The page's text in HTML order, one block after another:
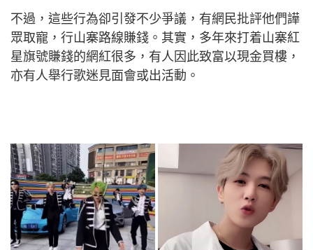
不過，這些行為卻引發不少爭議，有網民批評他們譁
眾取寵，行山寨路線賺錢。其實，多年來打着山寨紅
星旗號賺錢的網紅很多，有人因此致富以現金買樓，
亦有人舉行歌迷見面會或出活動。